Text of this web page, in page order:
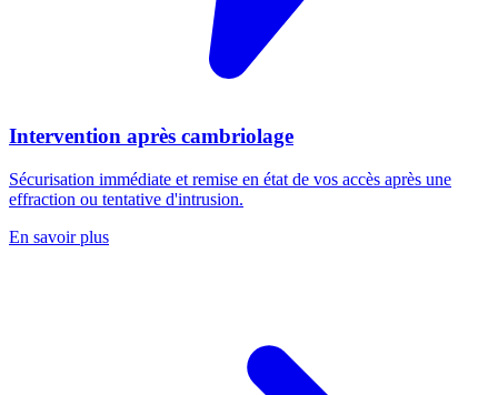
Intervention après cambriolage
Sécurisation immédiate et remise en état de vos accès après une
effraction ou tentative d'intrusion.
En savoir plus